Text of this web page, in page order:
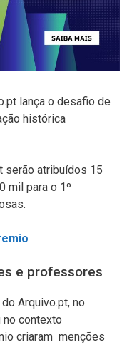
lança o desafio de
histórica
serão atribuídos 15
mil para o 1º
e professores
Arquivo.pt, no
contexto
criaram menções